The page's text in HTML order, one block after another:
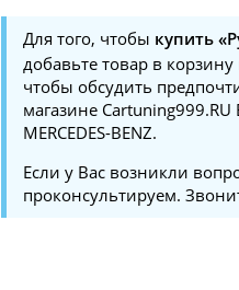
Для того, чтобы купить
добавьте товар в
чтобы обсудить
магазине
MERCEDES-BENZ.
Если у Вас возникли
проконсультируем.